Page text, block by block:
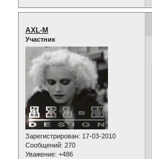
AXL-M
Участник
Зарегистрирован: 17-03-2010
Сообщений: 270
Уважение: +486